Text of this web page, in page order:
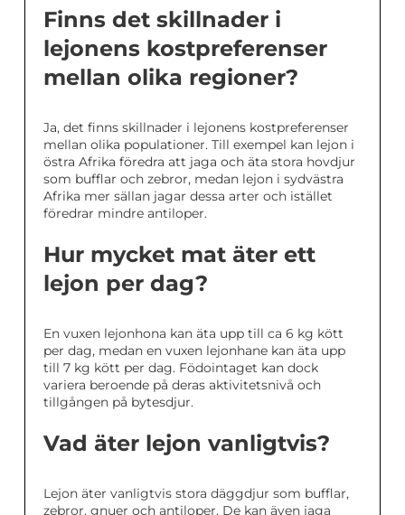
Finns det skillnader i
lejonens kostpreferenser
mellan olika regioner?
Ja, det finns skillnader i lejonens kostpreferenser
mellan olika populationer. Till exempel kan lejon i
östra Afrika föredra att jaga och äta stora hovdjur
som bufflar och zebror, medan lejon i sydvästra
Afrika mer sällan jagar dessa arter och istället
föredrar mindre antiloper.
Hur mycket mat äter ett
lejon per dag?
En vuxen lejonhona kan äta upp till ca 6 kg kött
per dag, medan en vuxen lejonhane kan äta upp
till 7 kg kött per dag. Födointaget kan dock
variera beroende på deras aktivitetsnivå och
tillgången på bytesdjur.
Vad äter lejon vanligtvis?
Lejon äter vanligtvis stora däggdjur som bufflar,
zebror, gnuer och antiloper. De kan även jaga